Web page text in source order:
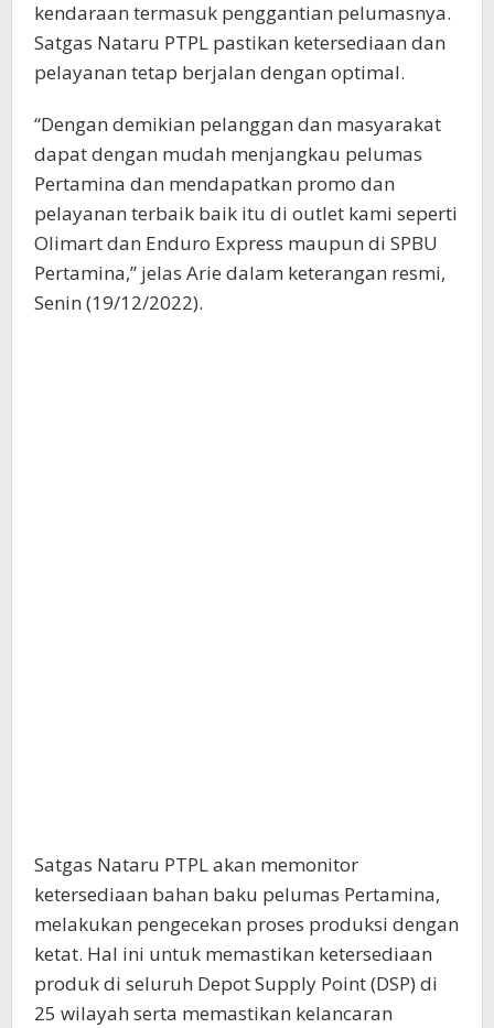
kendaraan termasuk penggantian pelumasnya.
Satgas Nataru PTPL pastikan ketersediaan dan
pelayanan tetap berjalan dengan optimal.
“Dengan demikian pelanggan dan masyarakat
dapat dengan mudah menjangkau pelumas
Pertamina dan mendapatkan promo dan
pelayanan terbaik baik itu di outlet kami seperti
Olimart dan Enduro Express maupun di SPBU
Pertamina,” jelas Arie dalam keterangan resmi,
Senin (19/12/2022).
Satgas Nataru PTPL akan memonitor
ketersediaan bahan baku pelumas Pertamina,
melakukan pengecekan proses produksi dengan
ketat. Hal ini untuk memastikan ketersediaan
produk di seluruh Depot Supply Point (DSP) di
25 wilayah serta memastikan kelancaran